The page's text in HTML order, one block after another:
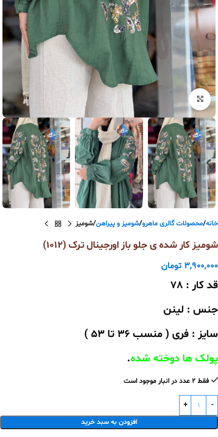
بزرگنمایی تصویر
خانه محصولات گالری ماهرو شومیز و پیراهن شومیز
شومیز کار شده ی جلو باز اورجینال ترک (1012)
3,900,000 تومان
قد کار : 78
جنس : لینن
سایز : فری ( منسب 36 تا 53 )
پولک ها دوخته شده.
فقط 2 عدد در انبار موجود است
افزودن به سبد خرید